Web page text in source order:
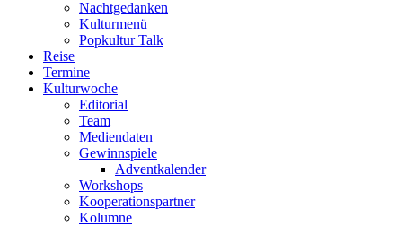
Nachtgedanken
Kulturmenü
Popkultur Talk
Reise
Termine
Kulturwoche
Editorial
Team
Mediendaten
Gewinnspiele
Adventkalender
Workshops
Kooperationspartner
Kolumne